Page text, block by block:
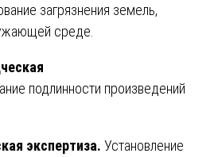
загрязнения земель,
среде.
подлинности произведений
экспертиза. Установление